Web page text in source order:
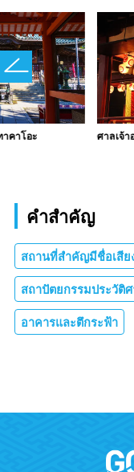
าคาโอะ ศาลเจ้า
คำสำคัญ
สถานที่สำคัญมีชื่อเสีย
สถาปัตยกรรมประวัติ
อาคารและตึกระฟ้า